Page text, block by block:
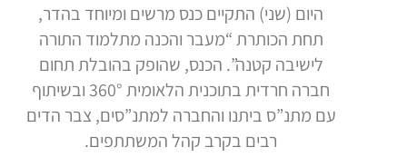
היום (שני) התקיים כנס מרשים ומיוחד בהדר,
תחת הכותרת “מעבר והכנה מתלמוד התורה
לישיבה קטנה”. הכנס, שהופק בהובלת תחום
חברה חרדית בתוכנית הלאומית 360° ובשיתוף
עם מתנ”ס ביתנו והחברה למתנ”סים, צבר הדים
רבים בקרב קהל המשתתפים.